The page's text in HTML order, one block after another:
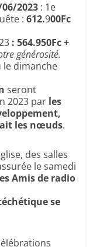
2023 : 1e
:612.900Fc
: 564.950Fc +
générosité.
le dimanche
seront
2023 par les
les nœuds.
des salles
le samedi
Amis de radio
se